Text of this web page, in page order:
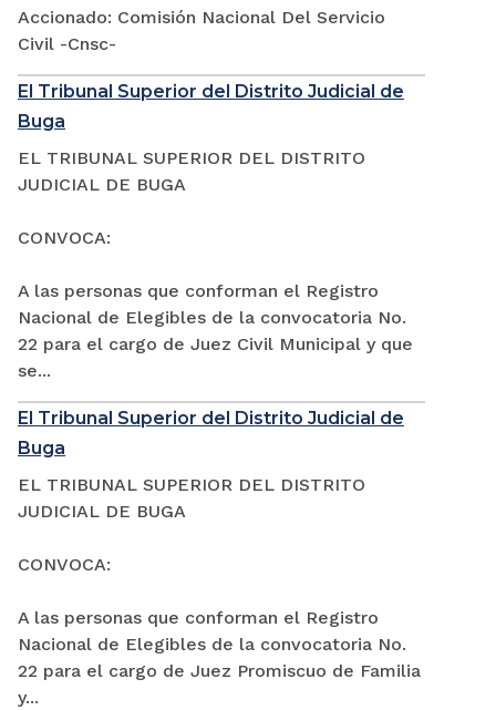
Accionado: Comisión Nacional Del Servicio
Civil -Cnsc-
El Tribunal Superior del Distrito Judicial de
Buga
EL TRIBUNAL SUPERIOR DEL DISTRITO
JUDICIAL DE BUGA
CONVOCA:
A las personas que conforman el Registro
Nacional de Elegibles de la convocatoria No.
22 para el cargo de Juez Civil Municipal y que
se...
El Tribunal Superior del Distrito Judicial de
Buga
EL TRIBUNAL SUPERIOR DEL DISTRITO
JUDICIAL DE BUGA
CONVOCA:
A las personas que conforman el Registro
Nacional de Elegibles de la convocatoria No.
22 para el cargo de Juez Promiscuo de Familia
y...